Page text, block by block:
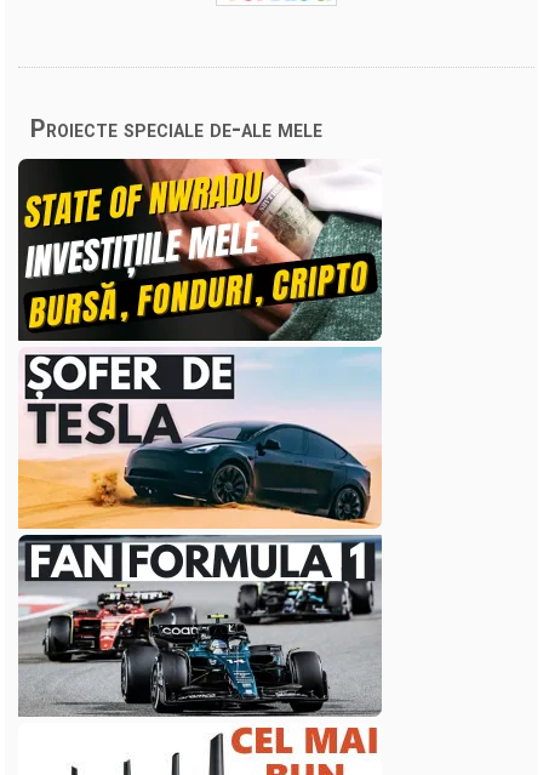
Proiecte speciale de-ale mele